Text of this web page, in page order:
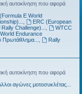
αυτοκίνηση που αφορά
E World
ERC (European
Challenge)...
WTCC
Endurance
Πρωτάθλημα...
Rally
αυτοκίνηση που αφορά
αγώνες μοτοσυκλέτας...